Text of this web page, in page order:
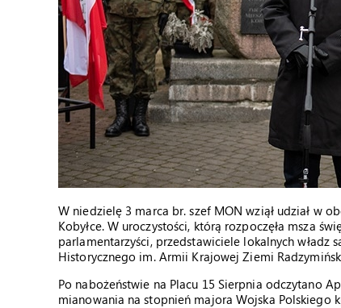
W niedzielę 3 marca br. szef MON wziął udział w
Kobyłce. W uroczystości, którą rozpoczęła msza
parlamentarzyści, przedstawiciele lokalnych
Historycznego im. Armii Krajowej Ziemi
Po nabożeństwie na Placu 15 Sierpnia odczytano
mianowania na stopnień majora Wojska Polskiego